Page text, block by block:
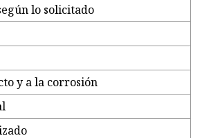
lo solicitado
y a la corrosión